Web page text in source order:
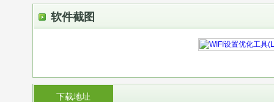
软件截图
下载地址